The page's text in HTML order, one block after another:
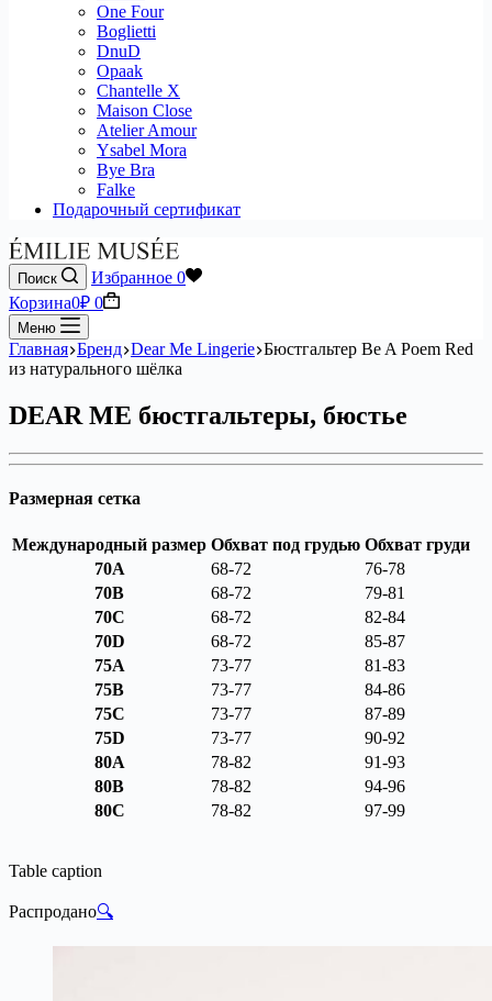
One Four
Boglietti
DnuD
Opaak
Chantelle X
Maison Close
Atelier Amour
Ysabel Mora
Bye Bra
Falke
Подарочный сертификат
Поиск Избранное 0
Корзина0₽ 0
Меню
Главная Бренд Dear Me Lingerie Бюстгальтер Be A Poem Red
из натурального шёлка
DEAR ME бюстгальтеры, бюстье
Размерная сетка
Международный размер Обхват под грудью Обхват груди
70A
68-72
76-78
70B
68-72
79-81
70C
68-72
82-84
70D
68-72
85-87
75A
73-77
81-83
75B
73-77
84-86
75C
73-77
87-89
75D
73-77
90-92
80A
78-82
91-93
80B
78-82
94-96
80C
78-82 97-99
Table caption
Распродано🔍